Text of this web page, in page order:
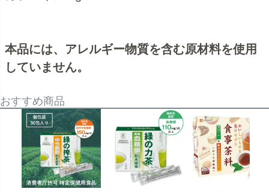
本品には、アレルギー物質を含む原材料を使用
していません。
おすすめ商品